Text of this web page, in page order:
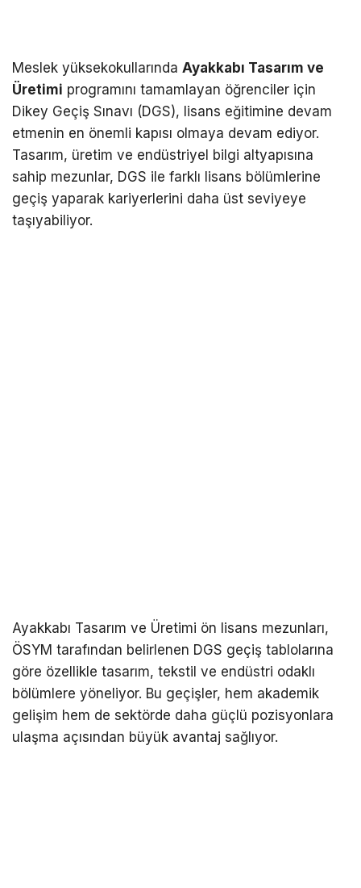
Meslek yüksekokullarında Ayakkabı Tasarım ve
Üretimi programını tamamlayan öğrenciler için
Dikey Geçiş Sınavı (DGS), lisans eğitimine devam
etmenin en önemli kapısı olmaya devam ediyor.
Tasarım, üretim ve endüstriyel bilgi altyapısına
sahip mezunlar, DGS ile farklı lisans bölümlerine
geçiş yaparak kariyerlerini daha üst seviyeye
taşıyabiliyor.
Ayakkabı Tasarım ve Üretimi ön lisans mezunları,
ÖSYM tarafından belirlenen DGS geçiş tablolarına
göre özellikle tasarım, tekstil ve endüstri odaklı
bölümlere yöneliyor. Bu geçişler, hem akademik
gelişim hem de sektörde daha güçlü pozisyonlara
ulaşma açısından büyük avantaj sağlıyor.